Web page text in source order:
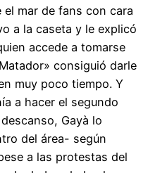
mar de fans con cara
a la caseta y le explicó
accede a tomarse
consiguió darle
muy poco tiempo. Y
a hacer el segundo
Gayà lo
del área- según
a las protestas del